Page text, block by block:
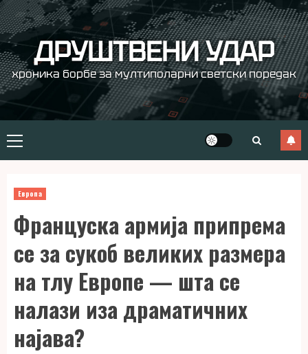
Skip
to
content ДРУШТВЕНИ УДАР
хроника борбе за мултиполарни светски поредак
Primary
Menu
Европа
Француска армија припрема
се за сукоб великих размера
на тлу Европе — шта се
налази иза драматичних
најава?